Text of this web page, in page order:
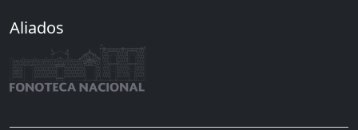
Aliados